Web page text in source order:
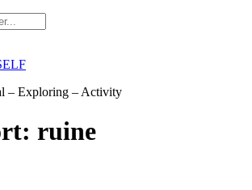
– Exploring – Activity
ruine